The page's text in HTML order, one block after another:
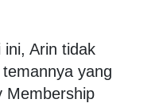
ini, Arin tidak
yang
Membership